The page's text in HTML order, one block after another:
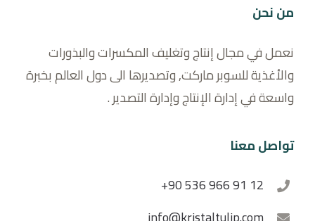
من نحن
نعمل في مجال إنتاج وتغليف المكسرات والبذورات
والأغذية للسوبر ماركت, وتصديرها الى دول العالم بخبرة
واسعة في إدارة الإنتاج وإدارة التصدير .
تواصل معنا
+90 536 966 91 12